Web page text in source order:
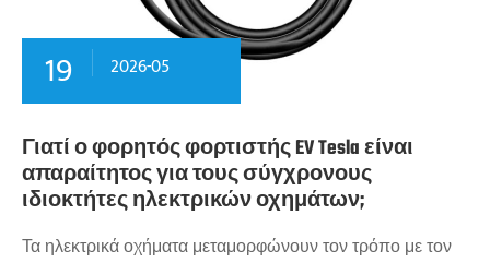
19 2026-05
Γιατί ο φορητός φορτιστής EV Tesla είναι
απαραίτητος για τους σύγχρονους
ιδιοκτήτες ηλεκτρικών οχημάτων;
Τα ηλεκτρικά οχήματα μεταμορφώνουν τον τρόπο με τον